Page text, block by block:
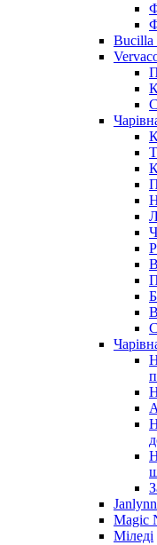
Janlynn
Magic
Міледі